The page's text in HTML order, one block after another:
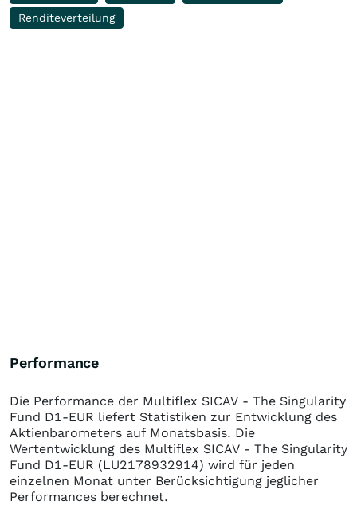
Renditeverteilung
Performance
Die Performance der Multiflex SICAV - The Singularity
Fund D1-EUR liefert Statistiken zur Entwicklung des
Aktienbarometers auf Monatsbasis. Die
Wertentwicklung des Multiflex SICAV - The Singularity
Fund D1-EUR (LU2178932914) wird für jeden
einzelnen Monat unter Berücksichtigung jeglicher
Performances berechnet.